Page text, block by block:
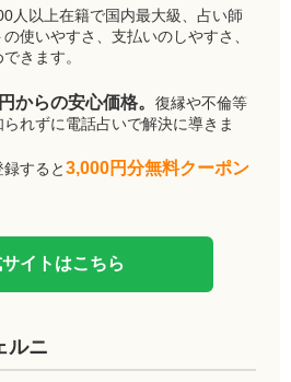
人以上在籍で国内最大級、占い師
使いやすさ、支払いのしやすさ、
きます。
からの安心価格。復縁や不倫等
れずに電話占いで解決に導きま
録すると3,000円分無料クーポン
イトはこちら
ルニ